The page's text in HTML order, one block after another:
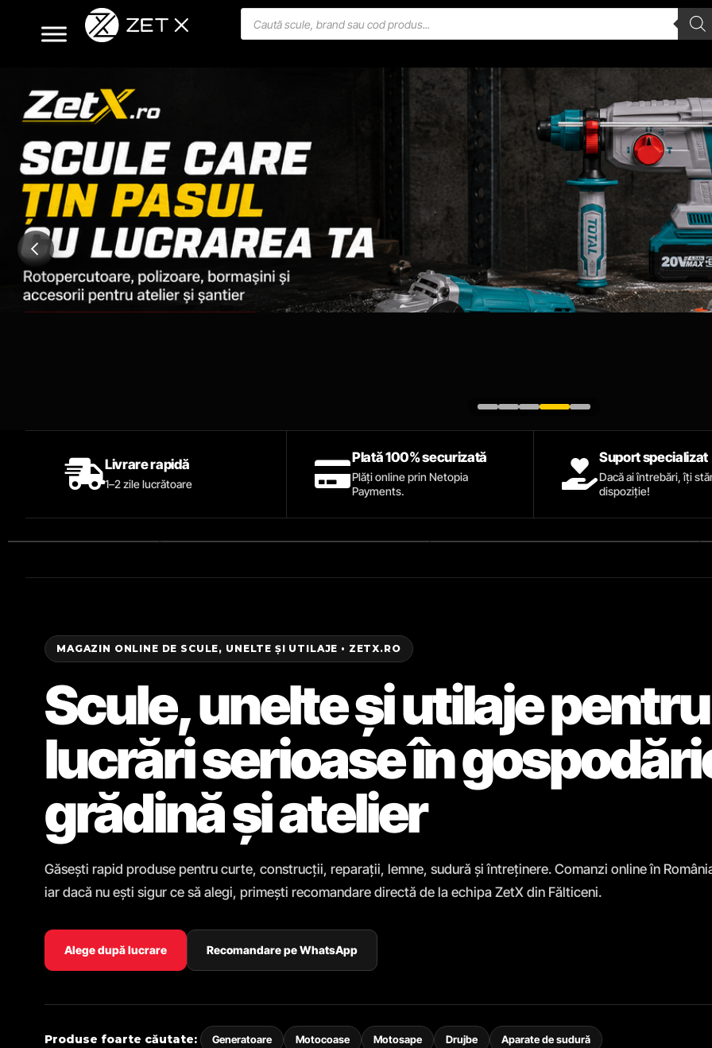
Livrare rapidă
1–2 zile lucrătoare
Plată 100% securizată
Plăți online prin Netopia
Payments.
Suport specializat
Dacă ai întrebări, îți
dispoziție!
MAGAZIN ONLINE DE SCULE, UNELTE ȘI UTILAJE • ZETX.RO
Scule, unelte și utilaje pentru
lucrări serioase în
grădină și atelier
Găsești rapid produse pentru curte, construcții, reparații, lemne, sudură și întreținere. Comanzi online în
iar dacă nu ești sigur ce să alegi, primești recomandare directă de la echipa ZetX din Fălticeni.
Alege după lucrare Recomandare pe WhatsApp
Produse foarte căutate: Generatoare Motocoase Motosape Drujbe Aparate de sudură